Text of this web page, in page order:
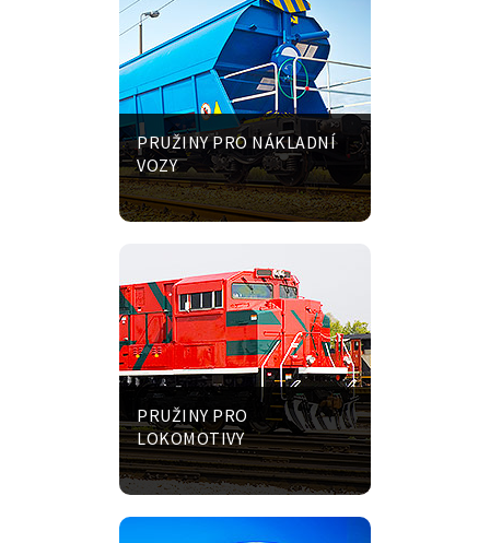
PRUŽINY PRO NÁKLADNÍ
VOZY
PRUŽINY PRO
LOKOMOTIVY